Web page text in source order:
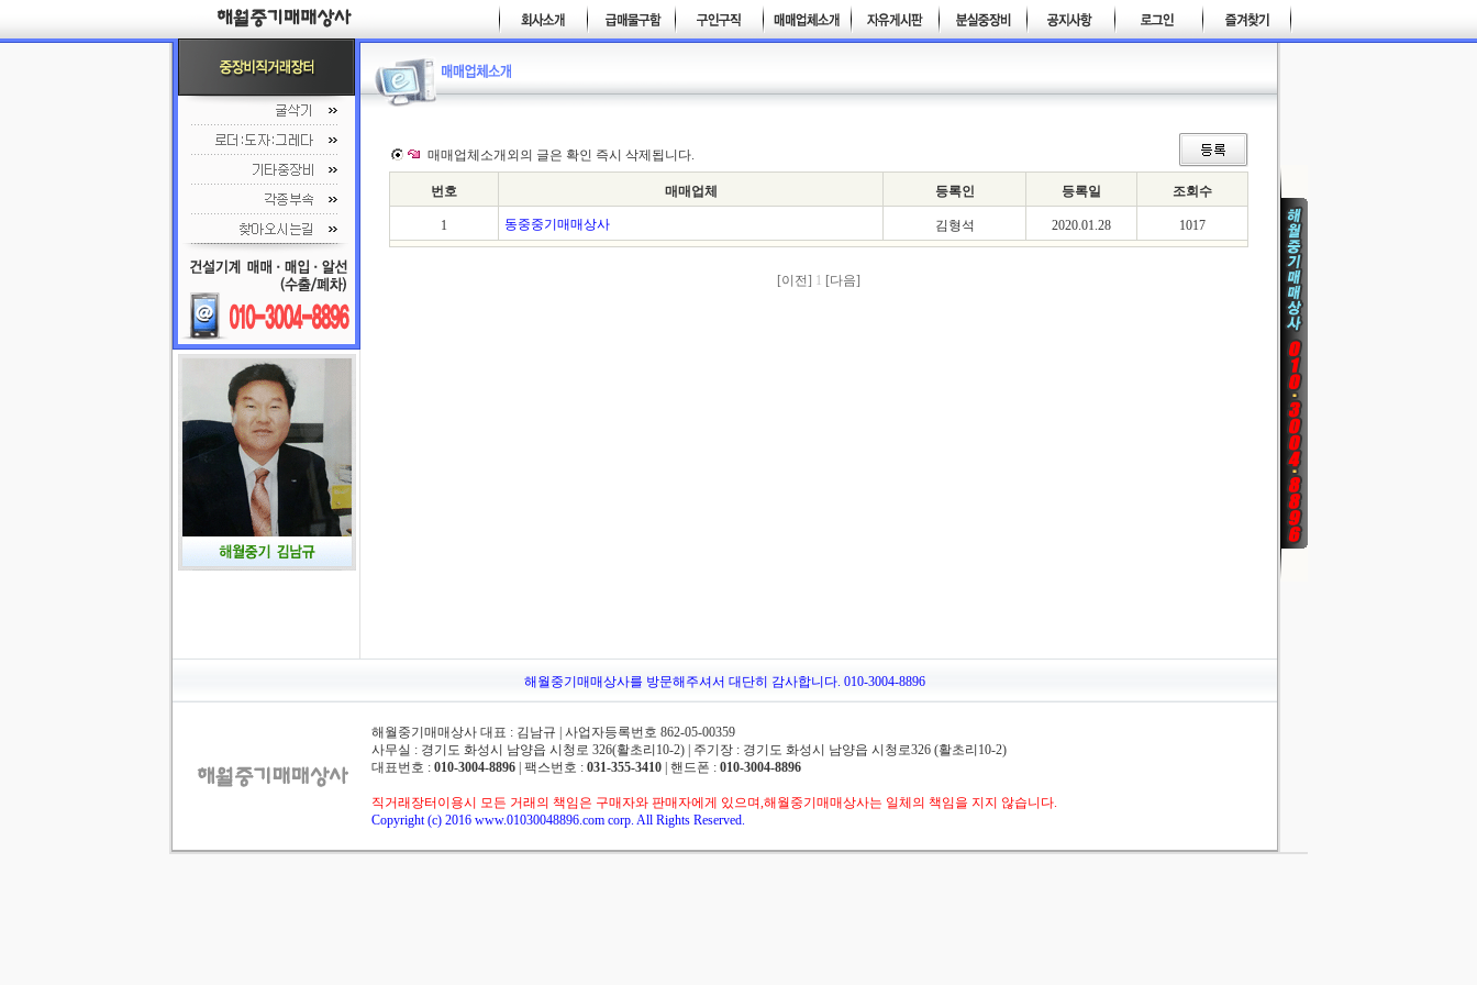
매매업체소개외의 글은 확인 즉시 삭제됩니다.
번호 매매업체 등록인 등록일 조회수
1 동중중기매매상사 김형석 2020.01.28 1017
[이전] 1 [다음]
해월중기매매상사를 방문해주셔서 대단히 감사합니다. 010-3004-8896
해월중기매매상사 대표 : 김남규 | 사업자등록번호 862-05-00359
사무실 : 경기도 화성시 남양읍 시청로 326(활초리10-2) | 주기장 : 경기도 화성시 남양읍 시청로326 (활초리10-2)
대표번호 : 010-3004-8896 | 팩스번호 : 031-355-3410 | 핸드폰 : 010-3004-8896
직거래장터이용시 모든 거래의 책임은 구매자와 판매자에게 있으며,해월중기매매상사는 일체의 책임을 지지 않습니다.
Copyright (c) 2016 www.01030048896.com corp. All Rights Reserved.